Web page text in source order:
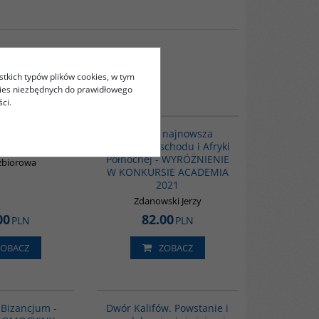
PLN
Historia najnowsza
Bliskiego Wschodu i Afryki
Północnej - WYRÓŻNIENIE
W KONKURSIE ACADEMIA
2021
Zdanowski Jerzy
82.00PLN
ZOBACZ
-
Dwór Kalifów. Powstanie i
typów plików cookies, w tym
niezbędnych do prawidłowego